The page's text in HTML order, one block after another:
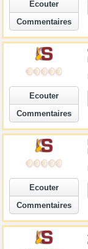
Ecouter
Commentaires
Ecouter
Commentaires
Ecouter
Commentaires